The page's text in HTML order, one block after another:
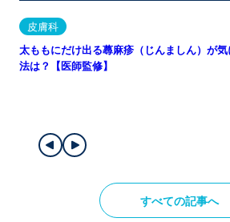
皮膚科
太ももにだけ出る蕁麻疹（じんましん）が
法は？【医師監修】
すべての記事へ